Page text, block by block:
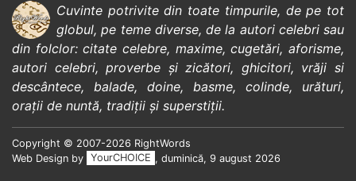
Cuvinte potrivite din toate timpurile, de pe tot
globul, pe teme diverse, de la autori celebrisau
din folclor:citate celebre, maxime,cugetări,aforisme,
autori celebri,proverbe și zicători, ghicitori, vrăji si
descântece, balade, doine, basme, colinde, urături,
orații de nuntă, tradiții și superstiții.
Copyright © 2007-2026 RightWords
Web Design by
YourCHOICE , duminică, 9 august 2026